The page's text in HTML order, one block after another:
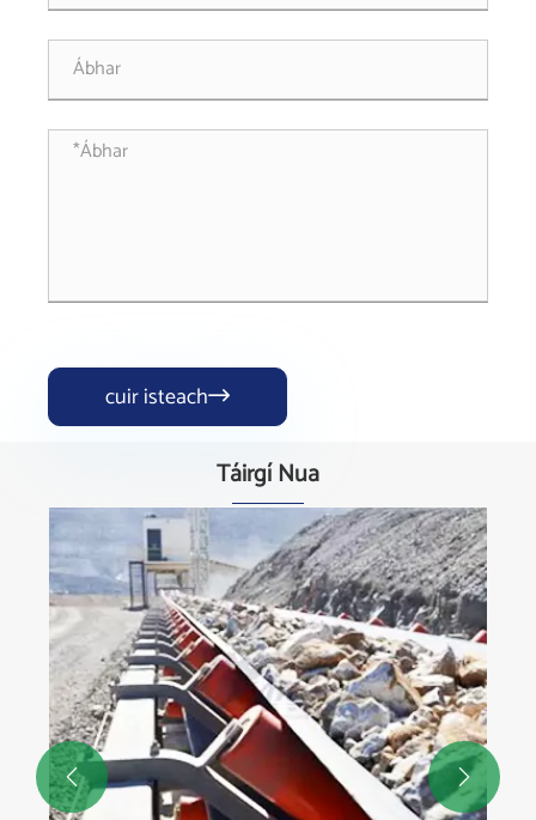
cuir isteach
Táirgí Nua
 